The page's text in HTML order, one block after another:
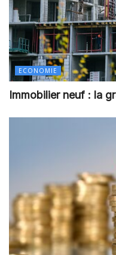
ECONOMIE
Immobilier neuf : la